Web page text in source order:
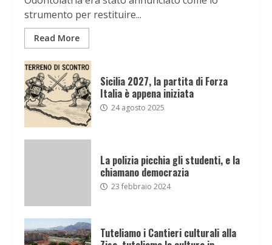
strumento per restituire...
Read More
Sicilia 2027, la partita di Forza
Italia è appena iniziata
24 agosto 2025
La polizia picchia gli studenti, e la
chiamano democrazia
23 febbraio 2024
Tuteliamo i Cantieri culturali alla